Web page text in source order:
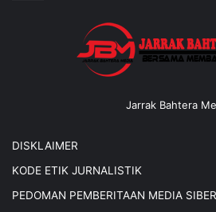
Jarrak Bahtera
DISKLAIMER
KODE ETIK JURNALISTIK
PEDOMAN PEMBERITAAN MEDIA SIBER